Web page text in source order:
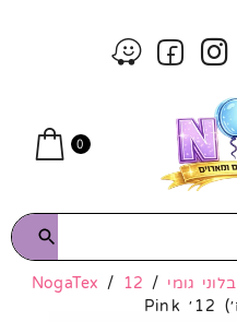
0
בלוני גומי /
NogaTex /
12